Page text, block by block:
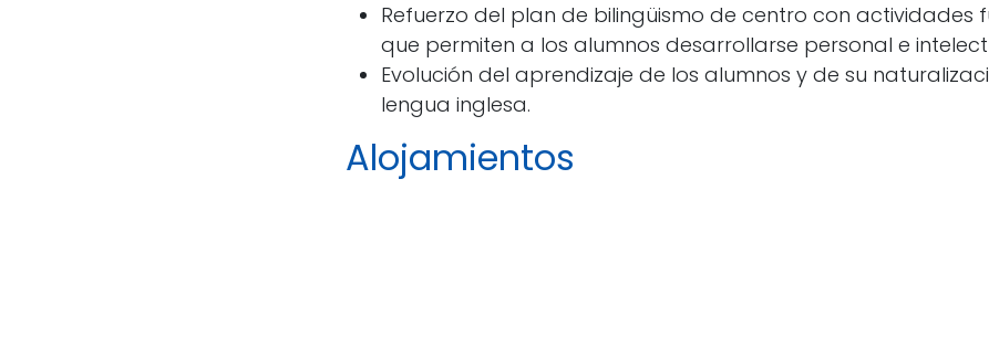
Refuerzo del plan de bilingüismo de centro con actividades
que permiten a los alumnos desarrollarse personal e
Evolución del aprendizaje de los alumnos y de su
lengua inglesa.
Alojamientos